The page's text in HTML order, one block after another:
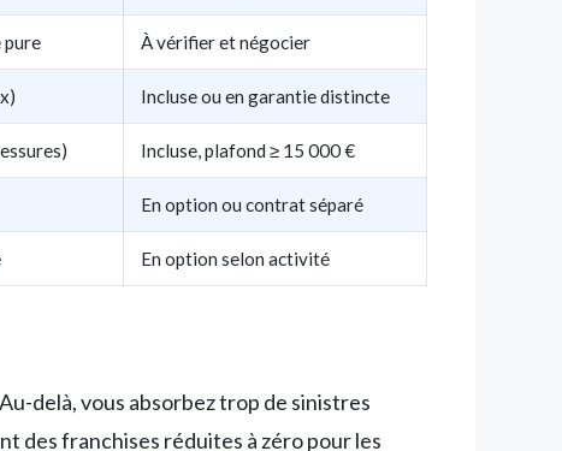
pure À vérifier et négocier
Incluse ou en garantie distincte
Incluse, plafond ≥ 15 000 €
En option ou contrat séparé
En option selon activité
delà, vous absorbez trop de sinistres
des franchises réduites à zéro pour les